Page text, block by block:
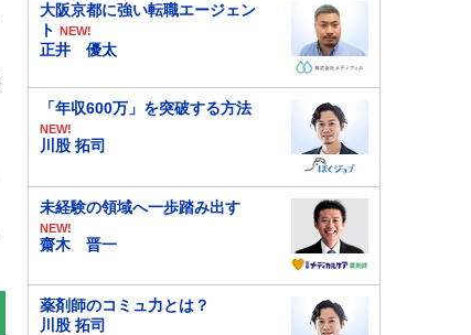
大阪京都に強い転職エージェン
ト NEW!
正井 優太
「年収600万」を突破する方法
NEW!
川股 拓司
未経験の領域へ一歩踏み出す
NEW!
齋木 晋一
薬剤師のコミュ力とは？
川股 拓司